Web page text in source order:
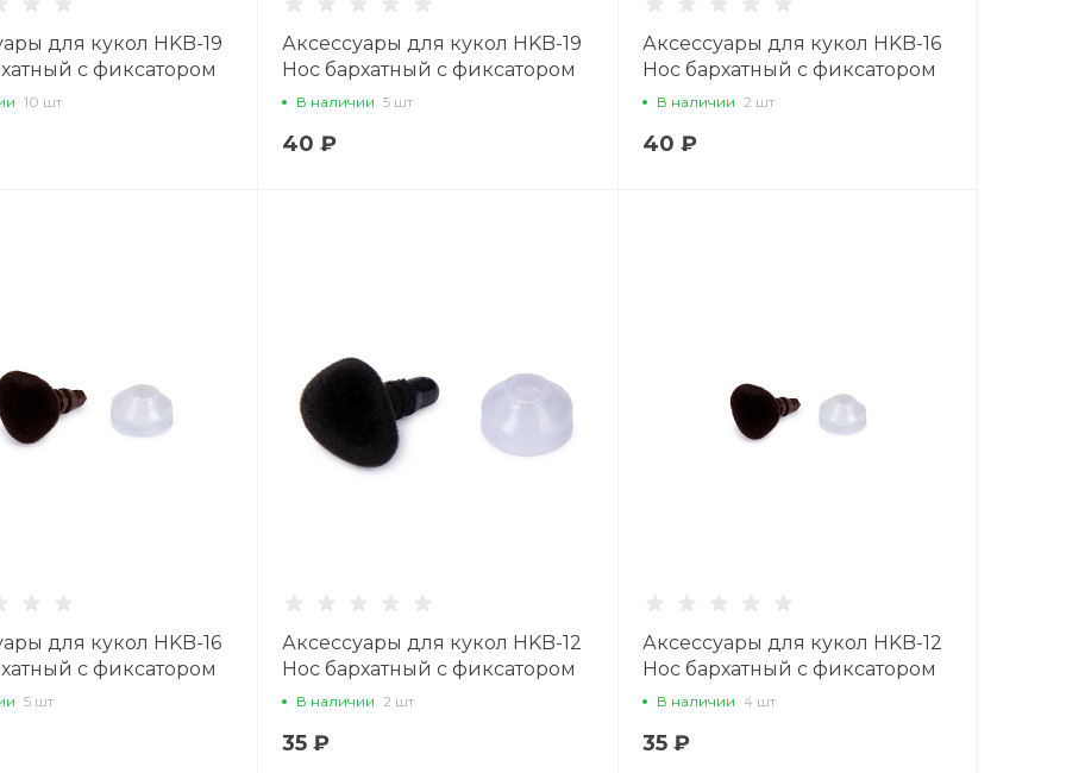
для кукол HKB-19
с фиксатором
1 шт., черный
10 шт
Аксессуары для кукол HKB-19
Нос бархатный с фиксатором
19 х 14 мм, 1 шт., коричневый
В наличии 5 шт
40 ₽
Аксессуары для кукол HKB-16
Нос бархатный с фиксатором
16 мм x 13 мм, 1 шт., черный
В наличии 2 шт
40 ₽
для кукол HKB-16
с фиксатором
мм, 1 шт.,
5 шт
Аксессуары для кукол HKB-12
Нос бархатный с фиксатором
12 мм x 11 мм,1 шт., черный
В наличии 2 шт
35 ₽
Аксессуары для кукол HKB-12
Нос бархатный с фиксатором
12 мм x 11 мм,1 шт., коричневый
В наличии 4 шт
35 ₽